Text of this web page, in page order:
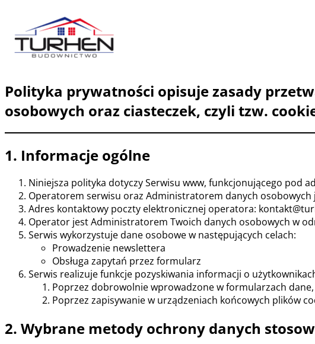
treści
Polityka prywatności opisuje zasady
osobowych oraz ciasteczek, czyli tzw.
1. Informacje ogólne
Niniejsza polityka dotyczy Serwisu www, funkcjonującego pod
Operatorem serwisu oraz Administratorem danych osobowych
Adres kontaktowy poczty elektronicznej operatora:
Operator jest Administratorem Twoich danych osobowych w
Serwis wykorzystuje dane osobowe w następujących celach:
Prowadzenie newslettera
Obsługa zapytań przez formularz
Serwis realizuje funkcje pozyskiwania informacji o
Poprzez dobrowolnie wprowadzone w formularzach
Poprzez zapisywanie w urządzeniach końcowych plików
2. Wybrane metody ochrony danych